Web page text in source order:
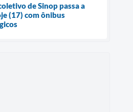
de Sinop passa a
(17) com ônibus